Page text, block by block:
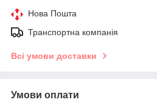
Нова Пошта
Транспортна компанія
Всі умови доставки
Умови оплати